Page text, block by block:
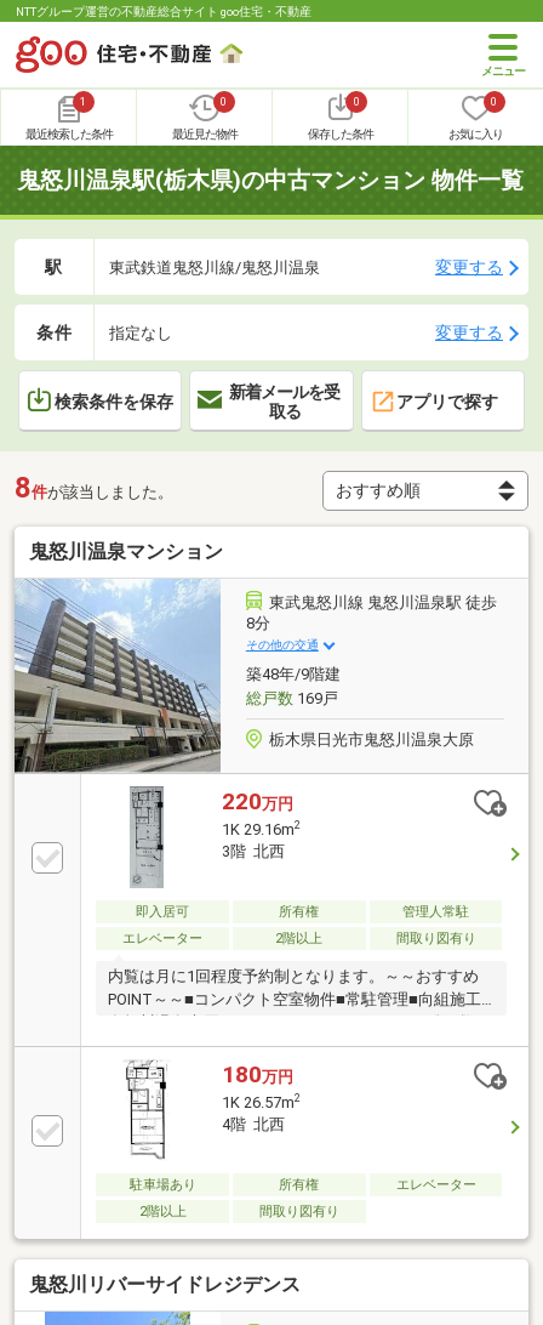
NTTグループ運営の不動産総合サイト goo住宅・不動産
1
最近検索した条件
0
最近見た物件
0
保存した条件
0
お気に入り
鬼怒川温泉駅(栃木県)の中古マンション 物件一覧
駅 東武鉄道鬼怒川線/鬼怒川温泉 変更する
条件 指定なし 変更する
検索条件を保存
新着メールを受
取る
アプリで探す
8件が該当しました。
鬼怒川温泉マンション
東武鬼怒川線 鬼怒川温泉駅 徒歩
8分
その他の交通
築48年/9階建
総戸数169戸
栃木県日光市鬼怒川温泉大原
220万円
1K 29.16m2
3階 北西
即入居可 所有権
管理人常駐
エレベーター
2階以上 間取り図有り
内覧は月に1回程度予約制となります。～～おすすめ
POINT～～■コンパクト空室物件■常駐管理■向組施工■
169戸■ローソン隣接■スキー拠点にピッタリ
180万円
1K 26.57m2
4階 北西
駐車場あり 所有権
エレベーター
2階以上
間取り図有り
鬼怒川リバーサイドレジデンス